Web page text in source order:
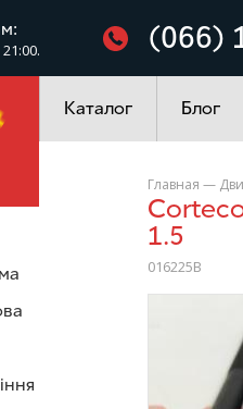
нам: (066)
Каталог
Електроустаткування
Блог
Главная —
Corteco 016225B Болти ГБЦ Daewoo Lanos 1.4-1.5(8V) Nexia
1.5
016225B